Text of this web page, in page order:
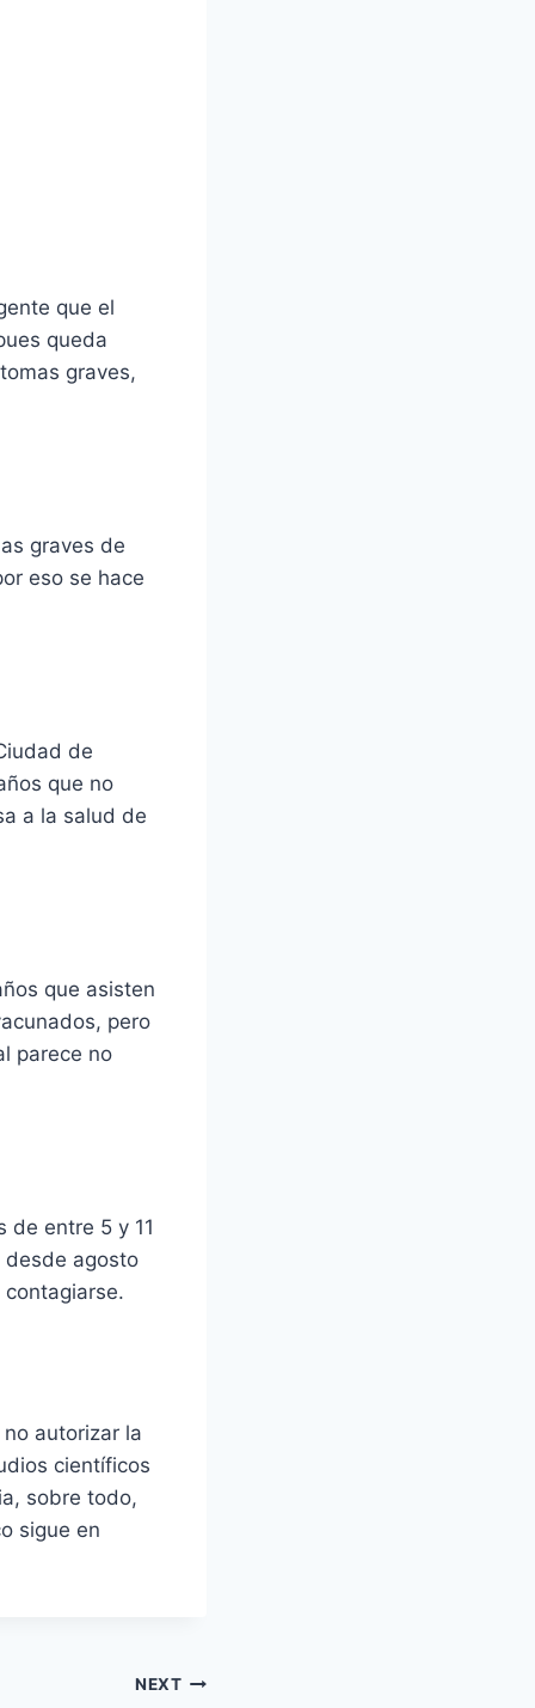
que el
queda
graves,
graves de
eso se hace
de
que no
a la salud de
que asisten
pero
parece no
de entre 5 y 11
desde agosto
autorizar la
científicos
sobre todo,
sigue en
NEXT